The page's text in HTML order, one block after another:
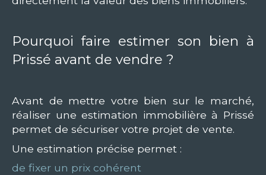
Pourquoi faire estimer son bien à
Prissé avant de vendre ?
Avant de mettre votre bien sur le marché,
réaliser une estimation immobilière à Prissé
permet de sécuriser votre projet de vente.
Une estimation précise permet :
de fixer un prix cohérent